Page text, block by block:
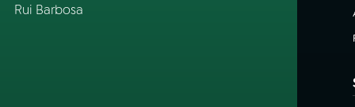
Rui Barbosa